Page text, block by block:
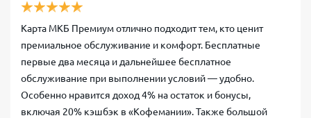
Карта МКБ Премиум отлично подходит тем, кто ценит
премиальное обслуживание и комфорт. Бесплатные
первые два месяца и дальнейшее бесплатное
обслуживание при выполнении условий — удобно.
Особенно нравится доход 4% на остаток и бонусы,
включая 20% кэшбэк в «Кофемании». Также большой